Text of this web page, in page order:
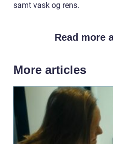
samt vask og rens.
Read more
More articles